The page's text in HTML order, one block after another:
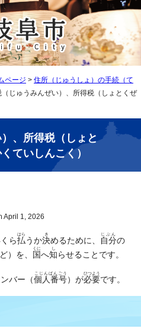
ページ > 住所（じゅうしょ）の手続（て
（じゅうみんぜい）、所得税（しょとくぜ
、所得税（しょと
ていしんこく）
Updated on April 1, 2026
ら払
はら
うか決
き
めるために、 自分
じぶん
の
）を、 国
くに
へ知
し
らせることです。
バー（個人番号
こじんばんごう
）が必要
ひつよう
です。